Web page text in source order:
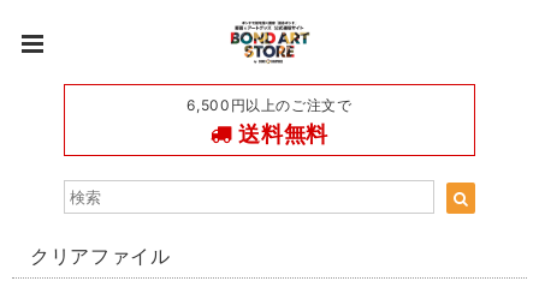
6,500円以上のご注文で
送料無料
クリアファイル